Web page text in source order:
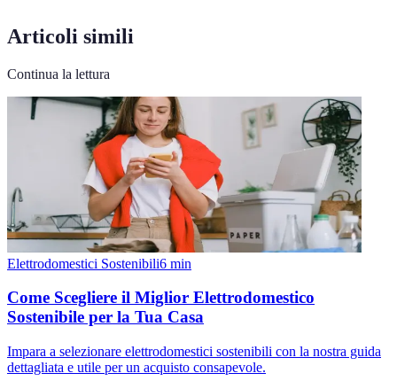
Articoli simili
Continua la lettura
Elettrodomestici Sostenibili6 min
Come Scegliere il Miglior Elettrodomestico
Sostenibile per la Tua Casa
Impara a selezionare elettrodomestici sostenibili con la nostra guida
dettagliata e utile per un acquisto consapevole.